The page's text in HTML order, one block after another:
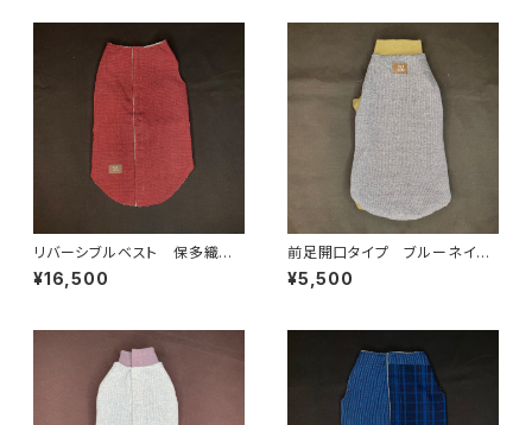
リバーシブルベスト 保多織✖️
ワッフル織 BRB-L-3
¥16,500
前足開口タイプ ブルーネイビ
ー杢✖️オリーブ 0-XL-020b
¥5,500